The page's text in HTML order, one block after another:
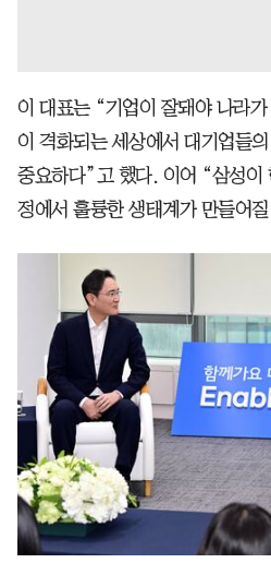
이 대표는 “기업이 잘돼야 나라
이 격화되는 세상에서 대기업들
중요하다”고 했다. 이어 “삼성이
정에서 훌륭한 생태계가 만들어